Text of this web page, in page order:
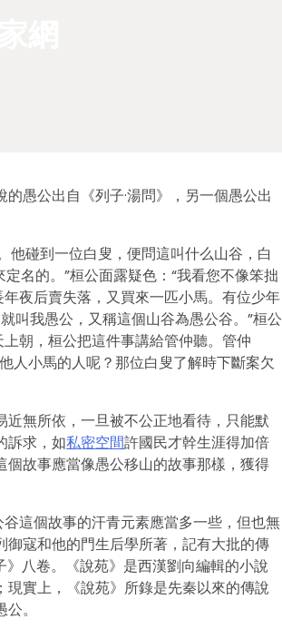
愚公出自《列子·湯問》，另一個愚公出
他碰到一位白叟，便問這叫什么山谷，白
名的。”桓公面露疑色：“我看您不像笨拙
夜后賣失落，又買來一匹小馬。有位少年
叫我愚公，又稱這個山谷為愚公谷。”桓公
朝，桓公把這件事講給管仲聽。管仲
人小馬的人呢？那位白叟了解時下斷案欠
無所依，一旦被不公正地看待，只能默
訴求，如私密空間許國民才幹生涯得加倍
故事應當像愚公移山的故事那樣，獲得
這個故事的汗青元素應當多一些，但也無
寇和他的門生后學所著，記有大批的傳
》八卷。《說苑》是西漢劉向編輯的小說
實上，《說苑》所錄是先秦以來的傳說
。